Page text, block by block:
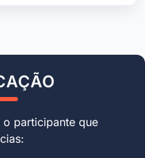
participante que